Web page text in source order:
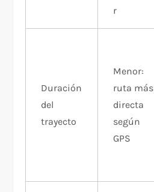
r
Duración
del
trayecto
Menor:
ruta más
directa
según
GPS